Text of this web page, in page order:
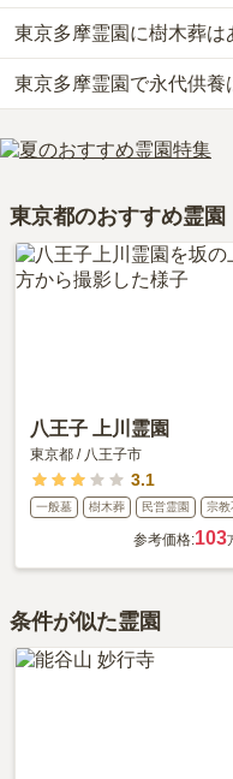
（墓石代別途）、樹木葬が
お墓は、価格が高いものが
きる場所を選ぶことです。
から［若葉台行］乗車「真
車の場合、東名高速道路「
す。
また、神奈川中央交通バス
詳しいルートや地図は、本
当サイトに寄せられた総合
評価されています。
利用者様からは「霊園には
できるようなところはない
れば会食施設はある。」と
東京多摩霊園に樹木葬は
はい、東京多摩霊園には2種
費用は、約58.5万円からと
東京多摩霊園がある東京都
樹木葬について詳しく知りた
東京多摩霊園で永代供養
はい、東京多摩霊園は永代
費用は、約58.5万円からとな
す。
永代供養について詳しく知り
解説！』をご覧ください。
東京都のおすすめ霊園
八王子 上川霊園
東京都 / 八王子市
3.1
一般墓 樹木葬 民営霊園 宗教
参考価格:103
条件が似た霊園